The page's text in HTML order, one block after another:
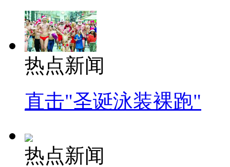
热点新闻
直击"圣诞泳装裸跑"
热点新闻